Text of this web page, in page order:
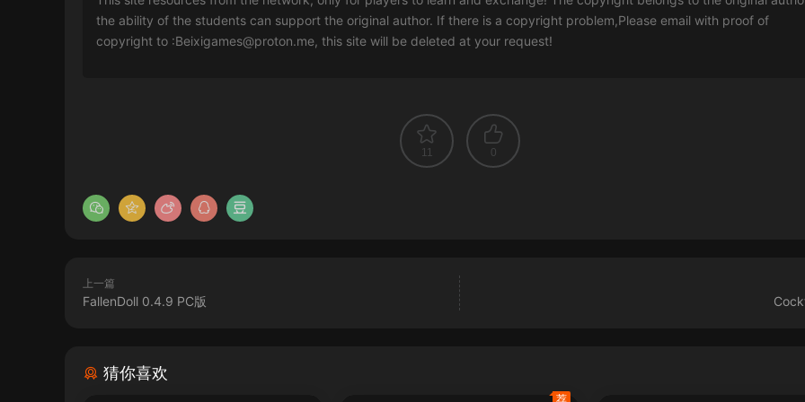
the ability of the students can support the original author. If there is a copyright problem,Please email with proof of
copyright to :Beixigames@proton.me, this site will be deleted at your request!
11 0
上一篇
FallenDoll 0.4.9 PC版
猜你喜欢
荐